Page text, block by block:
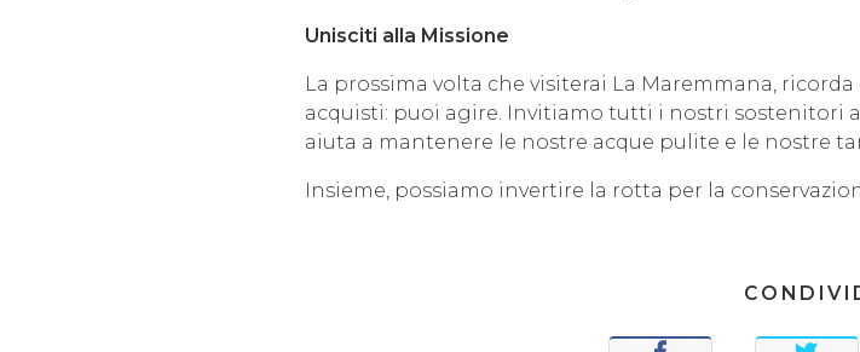
Unisciti alla Missione
La prossima volta che visiterai La Maremmana,
acquisti: puoi agire. Invitiamo tutti i nostri sostenitori
aiuta a mantenere le nostre acque pulite e le nostre
Insieme, possiamo invertire la rotta per la
CONDIVIDI